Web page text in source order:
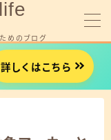
めのブログ
詳しくはこちら